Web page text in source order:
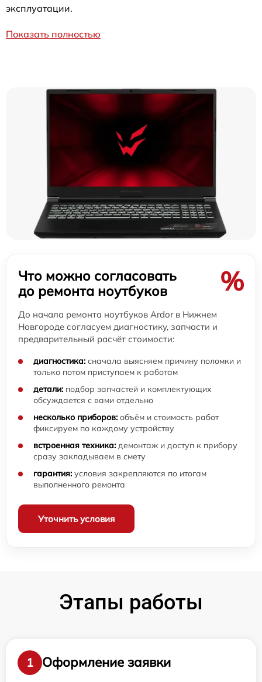
эксплуатации.
Показать полностью
Что можно согласовать
до ремонта ноутбуков
%
До начала ремонта ноутбуков Ardor в Нижнем
Новгороде согласуем диагностику, запчасти и
предварительный расчёт стоимости:
диагностика: сначала выясняем причину поломки и
только потом приступаем к работам
детали: подбор запчастей и комплектующих
обсуждается с вами отдельно
несколько приборов: объём и стоимость работ
фиксируем по каждому устройству
встроенная техника: демонтаж и доступ к прибору
сразу закладываем в смету
гарантия: условия закрепляются по итогам
выполненного ремонта
Уточнить условия
Этапы работы
1
Оформление заявки